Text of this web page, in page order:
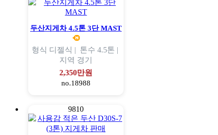
두산지게차 4.5톤 3단 MAST
형식 디젤식 | 톤수 4.5톤 |
지역 경기
2,350만원
no.18988
9810